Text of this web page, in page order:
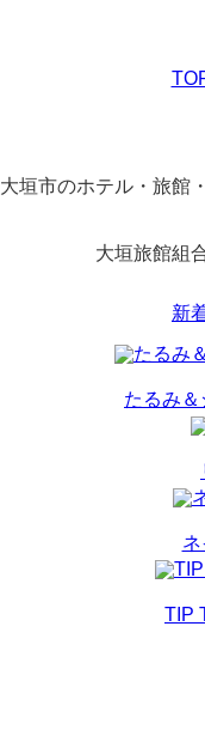
大垣市のホテル・旅館
大垣旅館組
新
たるみ
TIP